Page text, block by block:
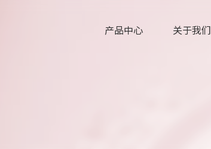
产品中心 关于我们